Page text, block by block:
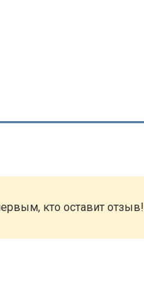
кто оставит отзыв!